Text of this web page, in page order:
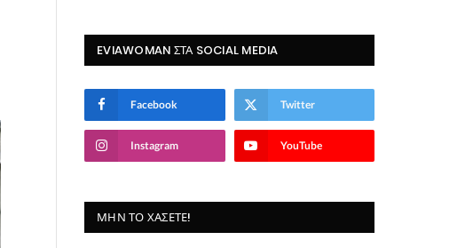
EVIAWOMAN ΣΤΑ SOCIAL MEDIA
Facebook Twitter
Instagram YouTube
ΜΗΝ ΤΟ ΧΆΣΕΤΕ!